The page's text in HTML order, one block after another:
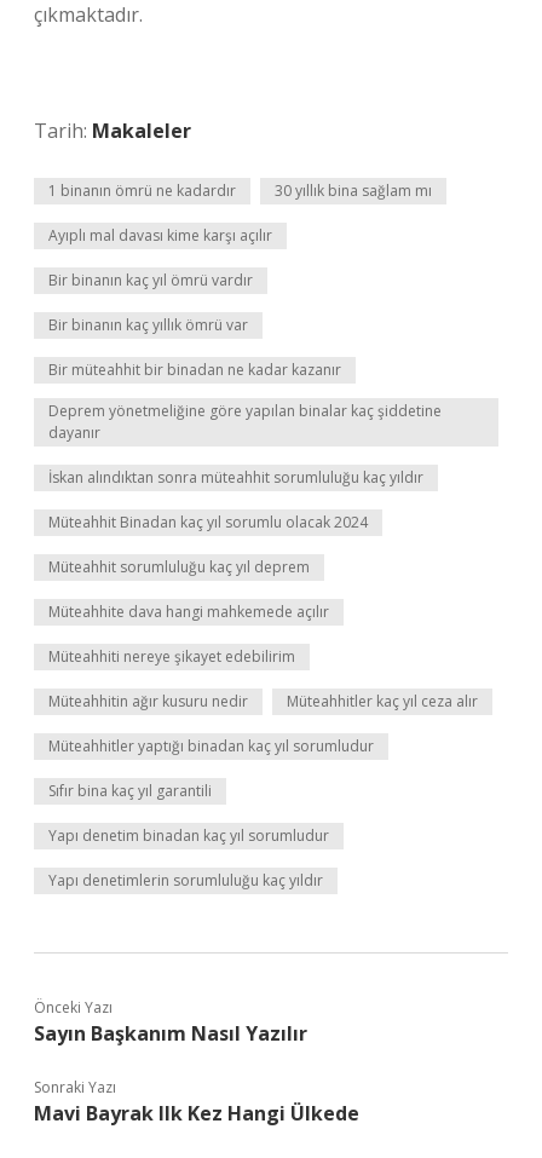
çıkmaktadır.
Tarih: Makaleler
1 binanın ömrü ne kadardır 30 yıllık bina sağlam mı
Ayıplı mal davası kime karşı açılır
Bir binanın kaç yıl ömrü vardır
Bir binanın kaç yıllık ömrü var
Bir müteahhit bir binadan ne kadar kazanır
Deprem yönetmeliğine göre yapılan binalar kaç şiddetine
dayanır
İskan alındıktan sonra müteahhit sorumluluğu kaç yıldır
Müteahhit Binadan kaç yıl sorumlu olacak 2024
Müteahhit sorumluluğu kaç yıl deprem
Müteahhite dava hangi mahkemede açılır
Müteahhiti nereye şikayet edebilirim
Müteahhitin ağır kusuru nedir Müteahhitler kaç yıl ceza alır
Müteahhitler yaptığı binadan kaç yıl sorumludur
Sıfır bina kaç yıl garantili
Yapı denetim binadan kaç yıl sorumludur
Yapı denetimlerin sorumluluğu kaç yıldır
Önceki Yazı
Sayın Başkanım Nasıl Yazılır
Sonraki Yazı
Mavi Bayrak Ilk Kez Hangi Ülkede